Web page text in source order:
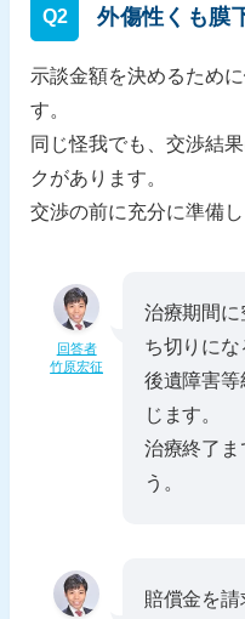
Q2 外傷性くも膜
示談金額を決めるために
す。
同じ怪我でも、交渉結
クがあります。
交渉の前に充分に準備し
回答者
竹原宏征
治療期間に
ち切りにな
後遺障害等
じます。
治療終了ま
う。
賠償金を